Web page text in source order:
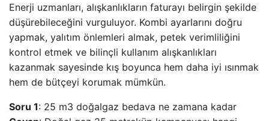
Enerji uzmanları, alışkanlıkların faturayı belirgin şekilde
düşürebileceğini vurguluyor. Kombi ayarlarını doğru
yapmak, yalıtım önlemleri almak, petek verimliliğini
kontrol etmek ve bilinçli kullanım alışkanlıkları
kazanmak sayesinde kış boyunca hem daha iyi ısınmak
hem de bütçeyi korumak mümkün.
Soru 1: 25 m3 doğalgaz bedava ne zamana kadar